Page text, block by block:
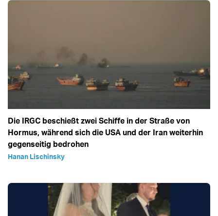
Die IRGC beschießt zwei Schiffe in der Straße von
Hormus, während sich die USA und der Iran weiterhin
gegenseitig bedrohen
Hanan Lischinsky